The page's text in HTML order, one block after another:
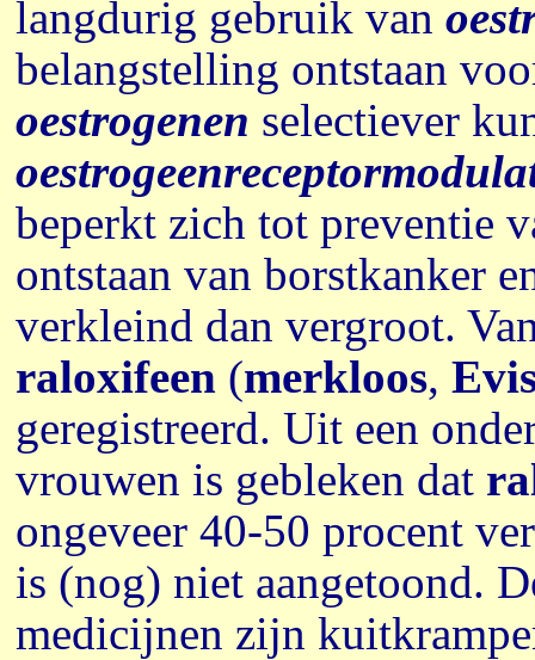
langdurig gebruik van
belangstelling ontstaan
oestrogenen selectiever
beperkt zich tot preventie
ontstaan van borstkanker
verkleind dan vergroot.
raloxifeen (merkloos,
geregistreerd. Uit een
vrouwen is gebleken dat
ongeveer 40-50 procent
is (nog) niet aangetoond.
medicijnen zijn